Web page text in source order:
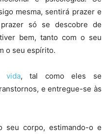
mesma, sentirá prazer e
só se descobre de
bem, tanto com o seu
o seu espírito.
vida, tal como eles se
e entregue-se às
seu corpo, estimando-o e